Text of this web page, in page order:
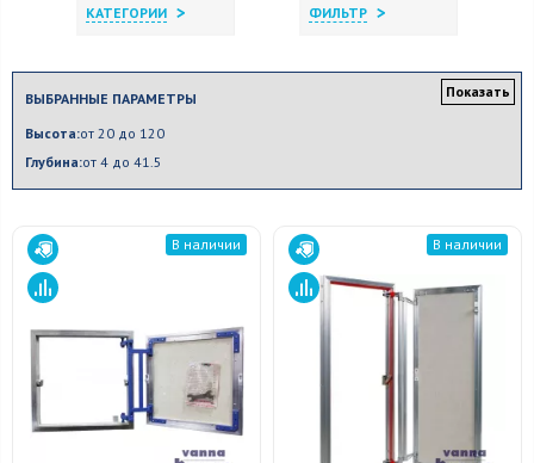
КАТЕГОРИИ > ФИЛЬТР >
ВЫБРАННЫЕ ПАРАМЕТРЫ Показать
Высота:от 20 до 120
Глубина:от 4 до 41.5
В наличии В наличии